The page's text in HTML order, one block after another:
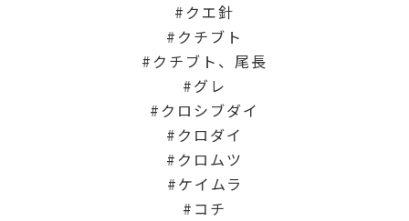
クエ針
クチブト
クチブト、尾長
グレ
クロシブダイ
クロダイ
クロムツ
ケイムラ
コチ